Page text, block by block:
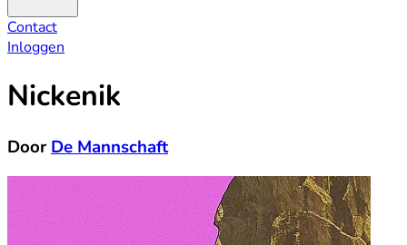
Contact
Inloggen
Nickenik
DoorDe Mannschaft